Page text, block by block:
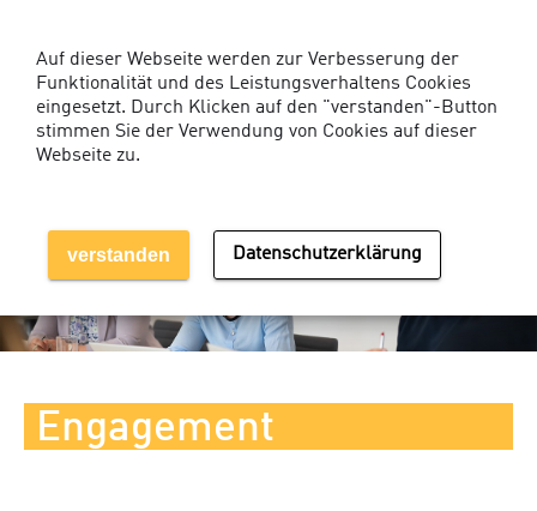
Engagement
Auf dieser Webseite werden zur Verbesserung der
Funktionalität und des Leistungsverhaltens Cookies
eingesetzt. Durch Klicken auf den "verstanden"-Button
stimmen Sie der Verwendung von Cookies auf dieser
Webseite zu.
verstanden Datenschutzerklärung